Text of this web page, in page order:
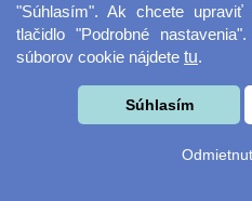
Velkoformátová
fotografie
"Súhlasím". Ak chcete
tlačidlo "Podrobné
súborov cookie nájdete tu.
Súhlasím